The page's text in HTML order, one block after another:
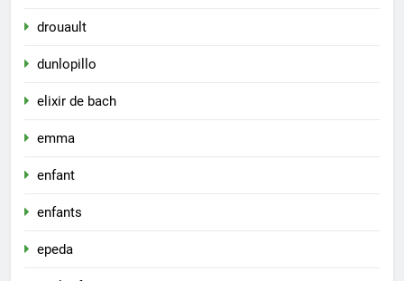
drouault
dunlopillo
elixir de bach
emma
enfant
enfants
epeda